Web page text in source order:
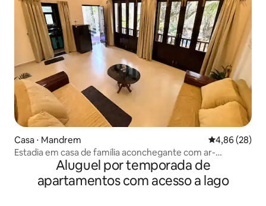
Casa ⋅ Mandrem 4,86 de uma
4,86 (28)
Estadia em casa de família aconchegante com ar-
condicionado em Gauritanay, na praia de Mandrem, Goa
Aluguel por temporada de
apartamentos com acesso a lago